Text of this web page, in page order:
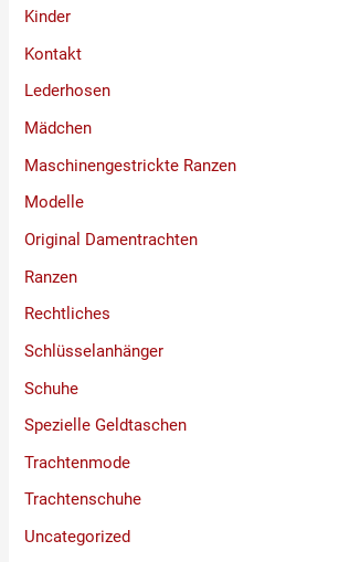
Kinder
Kontakt
Lederhosen
Mädchen
Maschinengestrickte Ranzen
Modelle
Original Damentrachten
Ranzen
Rechtliches
Schlüsselanhänger
Schuhe
Spezielle Geldtaschen
Trachtenmode
Trachtenschuhe
Uncategorized